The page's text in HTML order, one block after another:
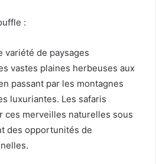
:
variété de paysages
vastes plaines herbeuses aux
passant par les montagnes
luxuriantes. Les safaris
ces merveilles naturelles sous
des opportunités de